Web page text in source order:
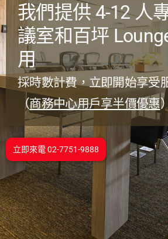
我們提供 4-12 人
議室和百坪
用
採時數計費，立即開始享受
（商務中心用戶享半價優惠
立即來電 02-7751-9888